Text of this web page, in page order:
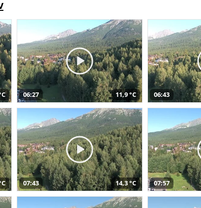
06:27 11,9 °C 06:43
07:43 14,3 °C 07:57